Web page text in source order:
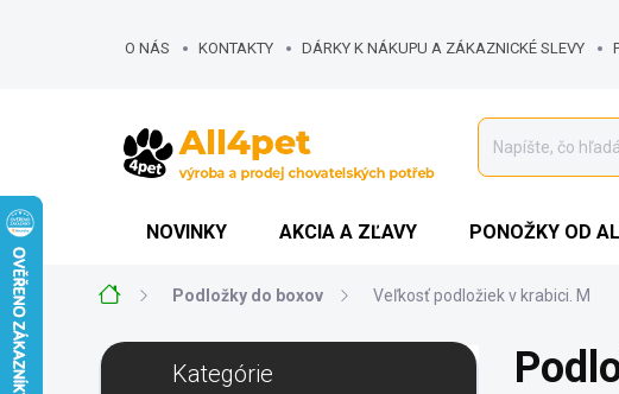
O NÁS KONTAKTY DÁRKY K NÁKUPU A ZÁKAZNICKÉ SLEVY
NOVINKY AKCIA A ZĽAVY PONOŽKY OD
DomovPodložky do boxov Veľkosť podložiek v krabici. M
BPreskočiť
kategórieKategórie